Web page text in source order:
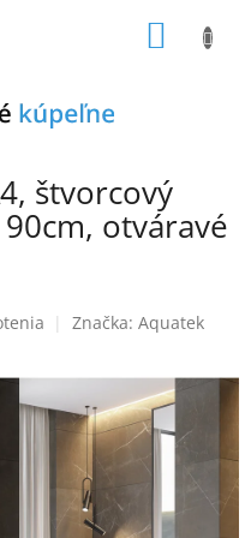
štvorcový
otváravé
Značka: Aquatek